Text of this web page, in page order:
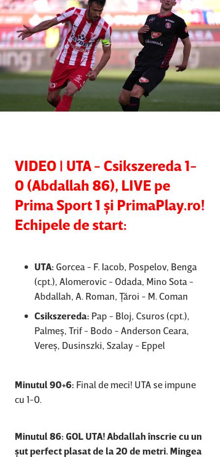
VIDEO | UTA - Csikszereda 1-
0 (Abdallah 86), LIVE pe
Prima Sport 1 şi PrimaPlay.ro!
Echipele de start:
UTA: Gorcea - F. Iacob, Pospelov, Benga
(cpt.), Alomerovic - Odada, Mino Sota -
Abdallah, A. Roman, Ţăroi - M. Coman
Csikszereda: Pap - Bloj, Csuros (cpt.),
Palmeş, Trif - Bodo - Anderson Ceara,
Vereş, Dusinszki, Szalay - Eppel
Minutul 90+6: Final de meci! UTA se impune
cu 1-0.
Minutul 86: GOL UTA! Abdallah înscrie cu un
şut perfect plasat de la 20 de metri. Mingea